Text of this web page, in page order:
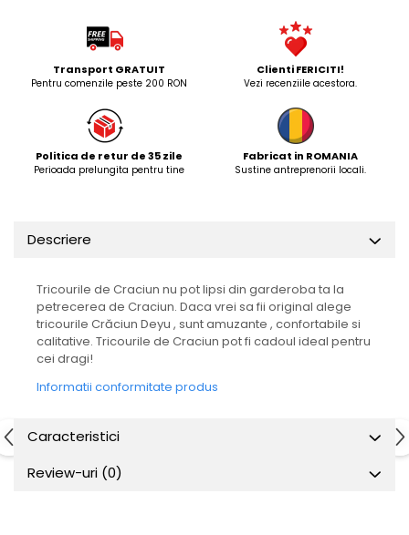
Transport GRATUIT
Pentru comenzile peste 200 RON
Clienti FERICITI!
Vezi recenziile acestora.
Politica de retur de 35 zile
Perioada prelungita pentru tine
Fabricat in ROMANIA
Sustine antreprenorii locali.
Descriere
Tricourile de Craciun nu pot lipsi din garderoba ta la
petrecerea de Craciun. Daca vrei sa fii original alege
tricourile Crăciun Deyu , sunt amuzante , confortabile si
calitative. Tricourile de Craciun pot fi cadoul ideal pentru
cei dragi!
Informatii conformitate produs
Caracteristici
Review-uri (0)